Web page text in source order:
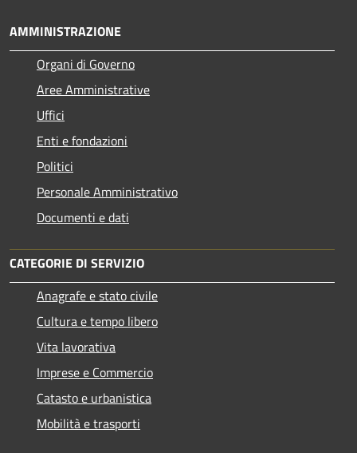
AMMINISTRAZIONE
Organi di Governo
Aree Amministrative
Uffici
Enti e fondazioni
Politici
Personale Amministrativo
Documenti e dati
CATEGORIE DI SERVIZIO
Anagrafe e stato civile
Cultura e tempo libero
Vita lavorativa
Imprese e Commercio
Catasto e urbanistica
Mobilità e trasporti